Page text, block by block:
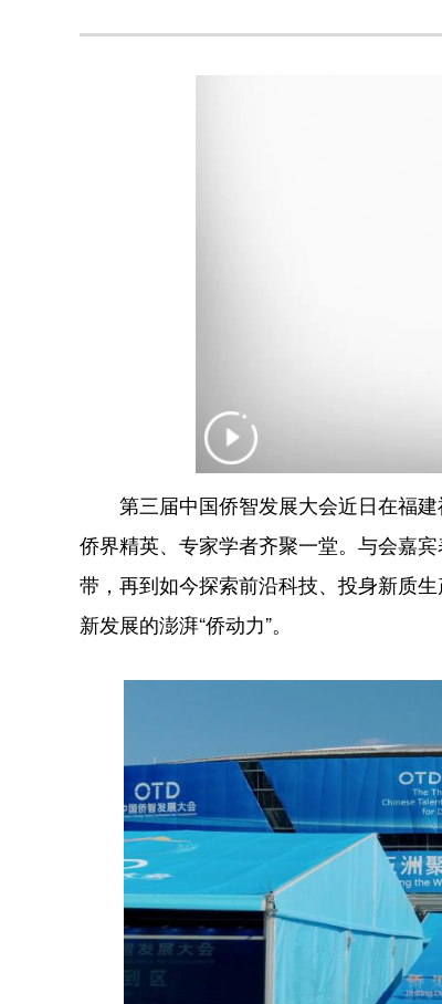
第三届中国侨智发展大会近日在福建
侨界精英、专家学者齐聚一堂。与会嘉
带，再到如今探索前沿科技、投身新质
新发展的澎湃“侨动力”。